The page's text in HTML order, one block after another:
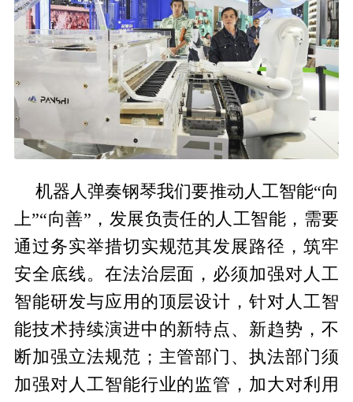
机器人弹奏钢琴我们要推动人工智能“向
上”“向善”，发展负责任的人工智能，需要
通过务实举措切实规范其发展路径，筑牢
安全底线。在法治层面，必须加强对人工
智能研发与应用的顶层设计，针对人工智
能技术持续演进中的新特点、新趋势，不
断加强立法规范；主管部门、执法部门须
加强对人工智能行业的监管，加大对利用